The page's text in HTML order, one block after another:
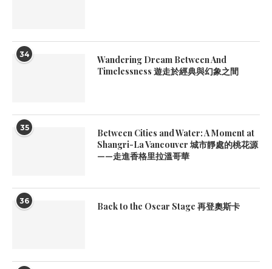
34
Wandering Dream Between And
Timelessness 遊走於經典與幻象之間
35
Between Cities and Water: A Moment at
Shangri-La Vancouver 城市靜處的桃花源
——走進香格里拉溫哥華
36 Back to the Oscar Stage 再登奧斯卡